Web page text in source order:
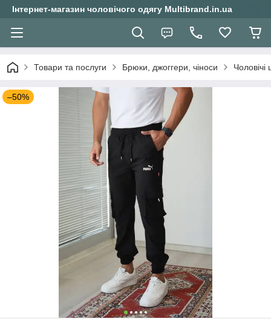
Інтернет-магазин чоловічого одягу Multibrand.in.ua
Товари та послуги Брюки, джоггери, чіноси
–50%